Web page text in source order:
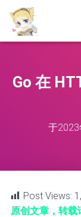
Go 在
于2023
Post Views:
原创文章，转载